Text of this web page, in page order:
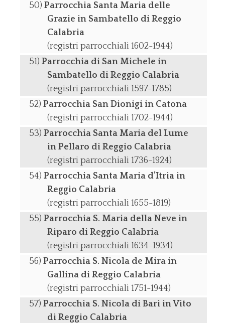
Parrocchia Santa Maria delle
Grazie in Sambatello di Reggio
Calabria
(registri parrocchiali 1602-1944)
Parrocchia di San Michele in
Sambatello di Reggio Calabria
(registri parrocchiali 1597-1785)
Parrocchia San Dionigi in Catona
(registri parrocchiali 1702-1944)
Parrocchia Santa Maria del Lume
in Pellaro di Reggio Calabria
(registri parrocchiali 1736-1924)
Parrocchia Santa Maria d’Itria in
Reggio Calabria
(registri parrocchiali 1655-1819)
Parrocchia S. Maria della Neve in
Riparo di Reggio Calabria
(registri parrocchiali 1634-1934)
Parrocchia S. Nicola de Mira in
Gallina di Reggio Calabria
(registri parrocchiali 1751-1944)
Parrocchia S. Nicola di Bari in Vito
di Reggio Calabria